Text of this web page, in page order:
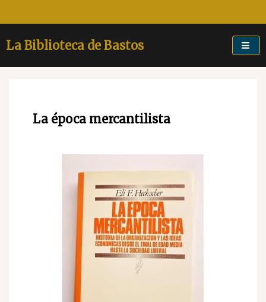
La Biblioteca de Bastos
La época mercantilista